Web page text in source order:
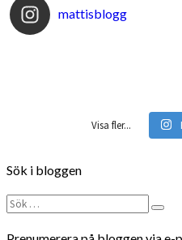
mattisblogg
Visa fler...
Sök i bloggen
Sök
efter:
Sök